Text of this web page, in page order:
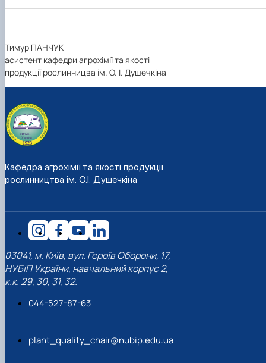
Тимур ПАНЧУК
асистент кафедри агрохімії та якості
продукції рослинницва ім. О. І. Душечкіна
Кафедра агрохімії та якості продукції
рослинництва ім. О.І. Душечкіна
03041, м. Київ, вул. Героїв Оборони, 17,
НУБіП України, навчальний корпус 2,
к.к. 29, 30, 31, 32.
044-527-87-63
plant_quality_chair@nubip.edu.ua